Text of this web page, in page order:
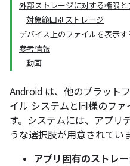
外部ストレージに対する権限と
対象範囲別ストレージ
デバイス上のファイルを表示す
参考情報
動画
Android は、他のプラット
イル システムと同様のフ
す。システムには、アプリ
うな選択肢が用意されていま
アプリ固有のストレ